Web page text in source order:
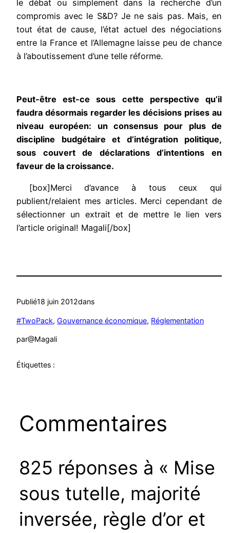
le débat ou simplement dans la recherche d’un
compromis avec le S&D? Je ne sais pas. Mais, en
tout état de cause, l’état actuel des négociations
entre la France et l’Allemagne laisse peu de chance
à l’aboutissement d’une telle réforme.
Peut-être est-ce sous cette perspective qu’il
faudra désormais regarder les décisions prises au
niveau européen: un consensus pour plus de
discipline budgétaire et d’intégration politique,
sous couvert de déclarations d’intentions en
faveur de la croissance.
[box]Merci d’avance à tous ceux qui
publient/relaient mes articles. Merci cependant de
sélectionner un extrait et de mettre le lien vers
l’article original! Magali[/box]
Publié18 juin 2012dans
#TwoPack, Gouvernance économique, Réglementation
par@Magali
Étiquettes :
Commentaires
825 réponses à « Mise
sous tutelle, majorité
inversée, règle d’or et